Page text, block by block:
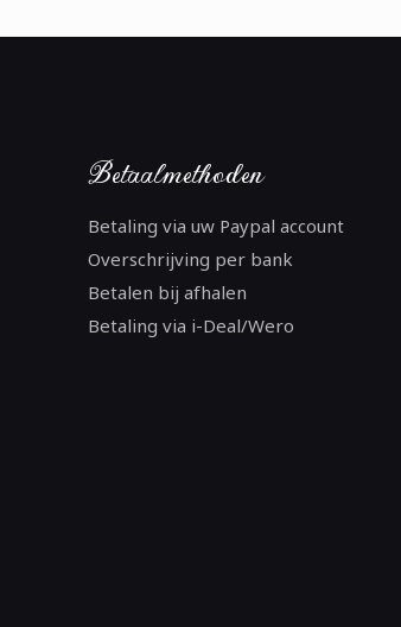
Betaalmethoden
Betaling via uw Paypal account
Overschrijving per bank
Betalen bij afhalen
Betaling via i-Deal/Wero